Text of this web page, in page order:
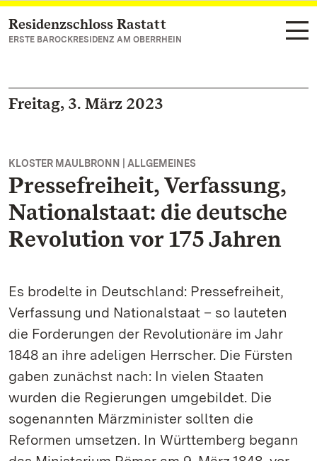
Zum Hauptinhalt springen
Residenzschloss Rastatt
ERSTE BAROCKRESIDENZ AM OBERRHEIN
Freitag, 3. März 2023
KLOSTER MAULBRONN | ALLGEMEINES
Pressefreiheit, Verfassung,
Nationalstaat: die deutsche
Revolution vor 175 Jahren
Es brodelte in Deutschland: Pressefreiheit,
Verfassung und Nationalstaat – so lauteten
die Forderungen der Revolutionäre im Jahr
1848 an ihre adeligen Herrscher. Die Fürsten
gaben zunächst nach: In vielen Staaten
wurden die Regierungen umgebildet. Die
sogenannten Märzminister sollten die
Reformen umsetzen. In Württemberg begann